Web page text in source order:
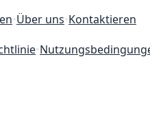
•Über uns•Kontaktieren
•